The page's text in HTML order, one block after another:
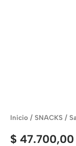
Inicio / SNACKS /
$ 47.700,00